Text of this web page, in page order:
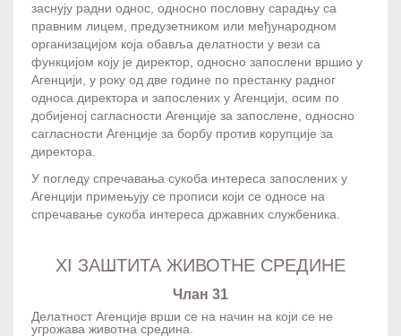
заснују радни однос, односно пословну сарадњу са
правним лицем, предузетником или међународном
организацијом која обавља делатности у вези са
функцијом коју је директор, односно запослени вршио у
Агенцији, у року од две године по престанку радног
односа директора и запослених у Агенцији, осим по
добијеној сагласности Агенције за запослене, односно
сагласности Агенције за борбу против корупције за
директора.
У погледу спречавања сукоба интереса запослених у
Агенцији примењују се прописи који се односе на
спречавање сукоба интереса државних службеника.
XI ЗАШТИТА ЖИВОТНЕ СРЕДИНЕ
Члан 31
Делатност Агенције врши се на начин на који се не
угрожава животна средина.